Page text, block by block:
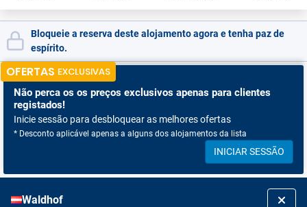
Bloqueie a reserva deste alojamento agora e tenha paz de
espírito.
OFERTAS EXCLUSIVAS
Não perca os os preços exclusivos apenas para clientes
registados!
Inicie sessão para desbloquear as melhores ofertas
* Desconto aplicável apenas a alguns dos alojamentos da lista
INICIAR SESSÃO
Waldhof